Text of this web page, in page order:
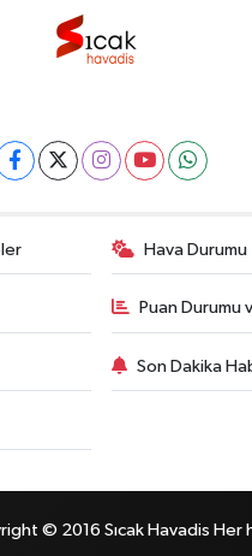
Hava Durumu
Puan Durumu
Son Dakika
© 2016 Sıcak Havadis Her